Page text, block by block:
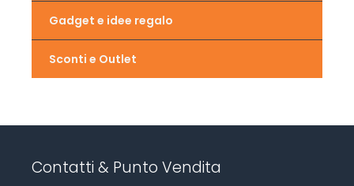
Gadget e idee regalo
Sconti e Outlet
Contatti & Punto Vendita